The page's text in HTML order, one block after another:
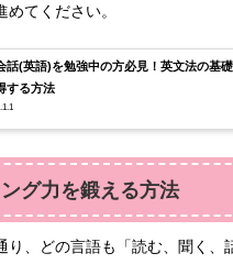
てください。
話(英語)を勉強中の方必見！英文法の基
する方法
グ力を鍛える方法
り、どの言語も「読む、聞く、